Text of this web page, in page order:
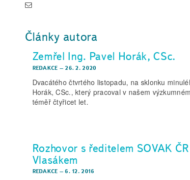
Články autora
Zemřel Ing. Pavel Horák, CSc.
REDAKCE –26. 2. 2020
Dvacátého čtvrtého listopadu, na sklonku
Horák, CSc., který pracoval v našem
téměř čtyřicet let.
Rozhovor s ředitelem SOVAK
Vlasákem
REDAKCE –6. 12. 2016